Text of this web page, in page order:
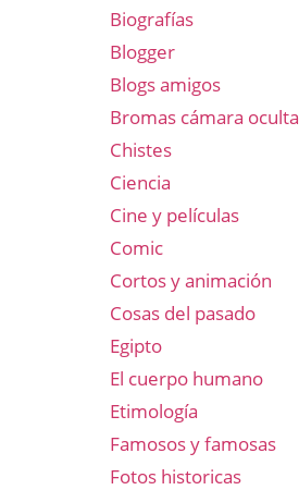
Biografías
Blogger
Blogs amigos
Bromas cámara oculta
Chistes
Ciencia
Cine y películas
Comic
Cortos y animación
Cosas del pasado
Egipto
El cuerpo humano
Etimología
Famosos y famosas
Fotos historicas